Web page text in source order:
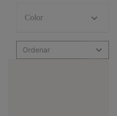
Color
Ordenar